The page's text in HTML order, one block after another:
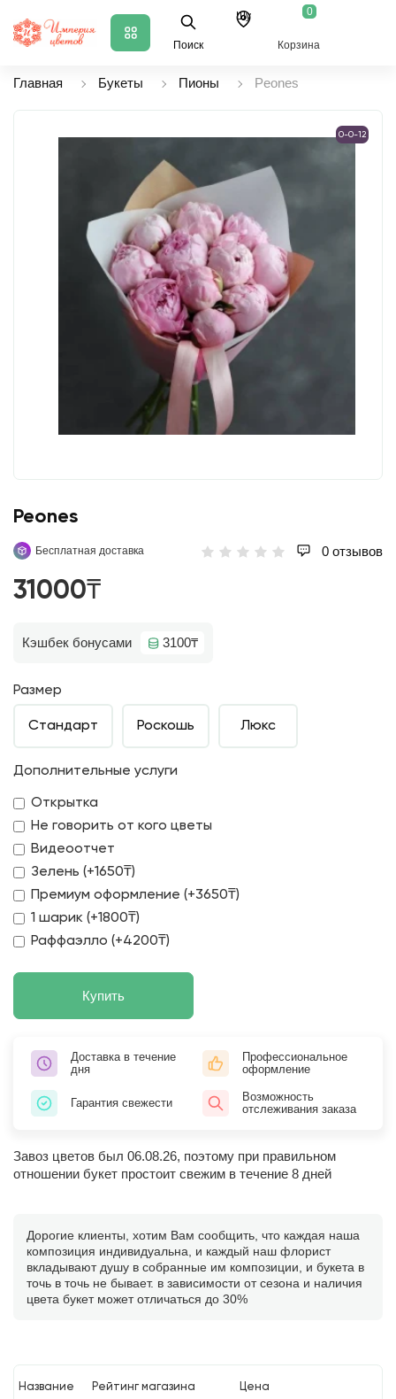
Поиск
Шу 0
Корзина
Главная Букеты Пионы Peones
0-0-12
Peones
Бесплатная доставка 0 отзывов
31000₸
Кэшбек бонусами 3100₸
Размер
Стандарт Роскошь Люкс
Дополнительные услуги
Открытка
Не говорить от кого цветы
Видеоотчет
Зелень (+1650₸)
Премиум оформление (+3650₸)
1 шарик (+1800₸)
Раффаэлло (+4200₸)
Купить
Доставка в течение
дня
Профессиональное
оформление
Гарантия свежести
Возможность
отслеживания заказа
Завоз цветов был 06.08.26, поэтому при правильном
отношении букет простоит свежим в течение 8 дней
Дорогие клиенты, хотим Вам сообщить, что каждая наша
композиция индивидуальна, и каждый наш флорист
вкладывают душу в собранные им композиции, и букета в
точь в точь не бывает. в зависимости от сезона и наличия
цвета букет может отличаться до 30%
Название Рейтинг магазина Цена